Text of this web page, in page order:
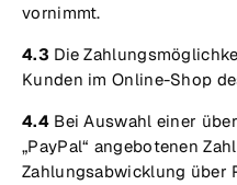
vornimmt.
4.3 Die
Kunden im Online-Shop
4.4Bei Auswahl einer
„PayPal“ angebotenen
Zahlungsabwicklung über